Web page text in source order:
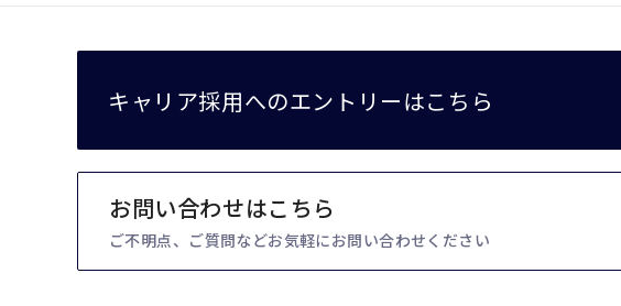
キャリア採用へのエントリーはこちら
お問い合わせはこちら
ご不明点、ご質問などお気軽にお問い合わせください